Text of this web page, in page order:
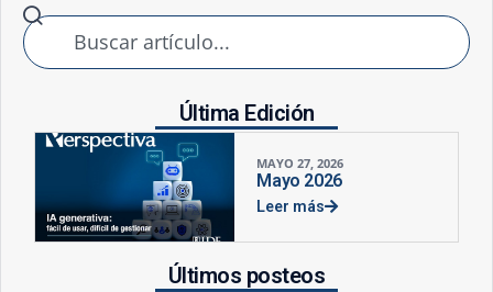
Última Edición
MAYO 27, 2026
Mayo 2026
Leer más
Últimos posteos